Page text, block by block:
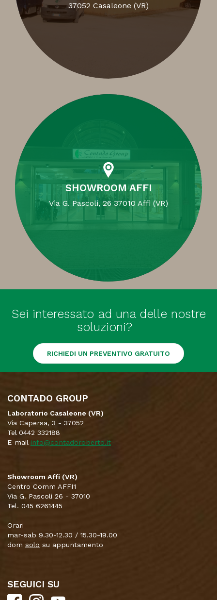
37052 Casaleone (VR)
SHOWROOM AFFI
Via G. Pascoli, 26 37010 Affi (VR)
Sei interessato ad una delle nostre
soluzioni?
RICHIEDI UN PREVENTIVO GRATUITO
CONTADO GROUP
Laboratorio Casaleone (VR)
Via Capersa, 3 - 37052
Tel 0442 332188
E-mail info@contadoroberto.it
Showroom Affi (VR)
Centro Comm AFFI1
Via G. Pascoli 26 - 37010
Tel. 045 6261445
Orari
mar-sab 9.30-12.30 / 15.30-19.00
dom solo su appuntamento
SEGUICI SU